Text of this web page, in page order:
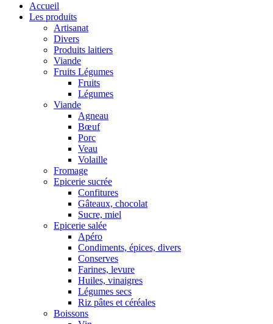
Accueil
Les produits
Artisanat
Divers
Produits laitiers
Viande
Fruits Légumes
Fruits
Légumes
Viande
Agneau
Bœuf
Porc
Veau
Volaille
Fromage
Epicerie sucrée
Confitures
Gâteaux, chocolat
Sucre, miel
Epicerie salée
Apéro
Condiments, épices, divers
Conserves
Farines, levure
Huiles, vinaigres
Légumes secs
Riz pâtes et céréales
Boissons